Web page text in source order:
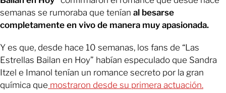
semanas se rumoraba que tenían al besarse
completamente en vivo de manera muy apasionada.
Y es que, desde hace 10 semanas, los fans de “Las
Estrellas Bailan en Hoy” habían especulado que Sandra
Itzel e Imanol tenían un romance secreto por la gran
química que mostraron desde su primera actuación.